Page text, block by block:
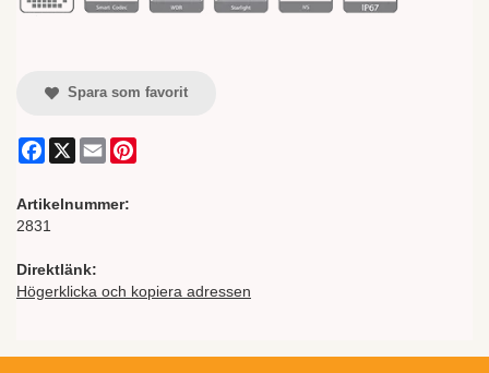
Spara som favorit
Facebook
X Email
Artikelnummer:
2831
Direktlänk:
Högerklicka och kopiera adressen